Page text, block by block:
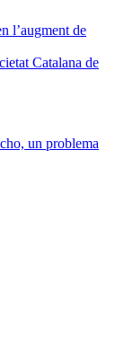
l’augment de
Catalana de
un problema